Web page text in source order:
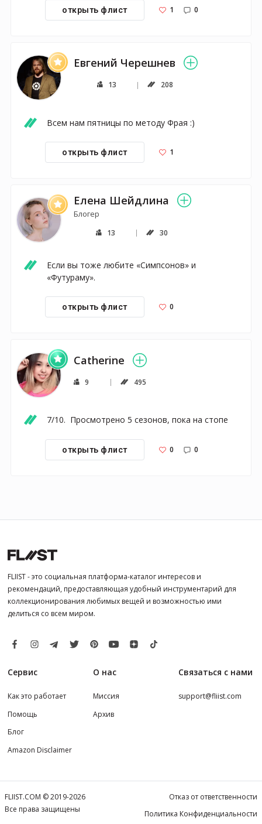
открыть флист 1 0
Евгений Черешнев
13 208
Всем нам пятницы по методу Фрая :)
открыть флист 1
Елена Шейдлина
Блогер
13 30
Если вы тоже любите «Симпсонов» и
«Футураму».
открыть флист 0
Catherine
9 495
7/10.  Просмотрено 5 сезонов, пока на стопе
открыть флист 0 0
FLIIST - это социальная платформа-каталог интересов и
рекомендаций, предоставляющая удобный инструментарий для
коллекционирования любимых вещей и возможностью ими
делиться со всем миром.
Сервис
Как это работает
Помощь
Блог
Amazon Disclaimer
О нас
Миссия
Архив
Связаться с нами
support@fliist.com
FLIIST.COM © 2019-2026
Все права защищены
Отказ от ответственности
Политика Конфиденциальности